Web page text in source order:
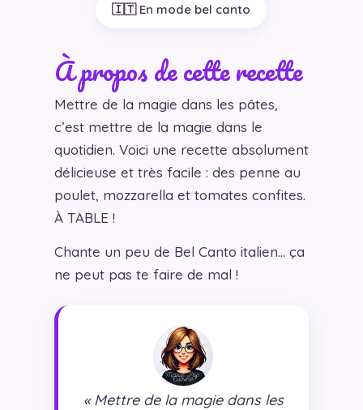
🇮🇹 En mode bel canto
À propos de cette recette
Mettre de la magie dans les pâtes,
c’est mettre de la magie dans le
quotidien. Voici une recette absolument
délicieuse et très facile : des penne au
poulet, mozzarella et tomates confites.
À TABLE !
Chante un peu de Bel Canto italien… ça
ne peut pas te faire de mal !
« Mettre de la magie dans les